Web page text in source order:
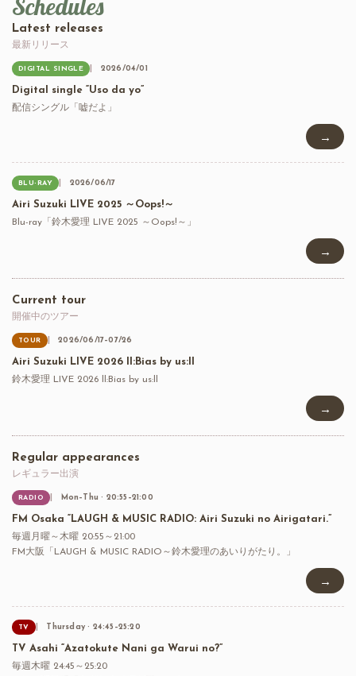
Schedules
Latest releases
最新リリース
DIGITAL SINGLE 2026/04/01
Digital single “Uso da yo”
配信シングル「嘘だよ」
→
BLU-RAY 2026/06/17
Airi Suzuki LIVE 2025 ～Oops!～
Blu-ray「鈴木愛理 LIVE 2025 ～Oops!～」
→
Current tour
開催中のツアー
TOUR 2026/06/17–07/26
Airi Suzuki LIVE 2026 ll:Bias by us:ll
鈴木愛理 LIVE 2026 ll:Bias by us:ll
→
Regular appearances
レギュラー出演
RADIO Mon–Thu · 20:55–21:00
FM Osaka “LAUGH & MUSIC RADIO: Airi Suzuki no Airigatari.”
毎週月曜～木曜 20:55～21:00
FM大阪「LAUGH & MUSIC RADIO～鈴木愛理のあいりがたり。」
→
TV Thursday · 24:45–25:20
TV Asahi “Azatokute Nani ga Warui no?”
毎週木曜 24:45～25:20